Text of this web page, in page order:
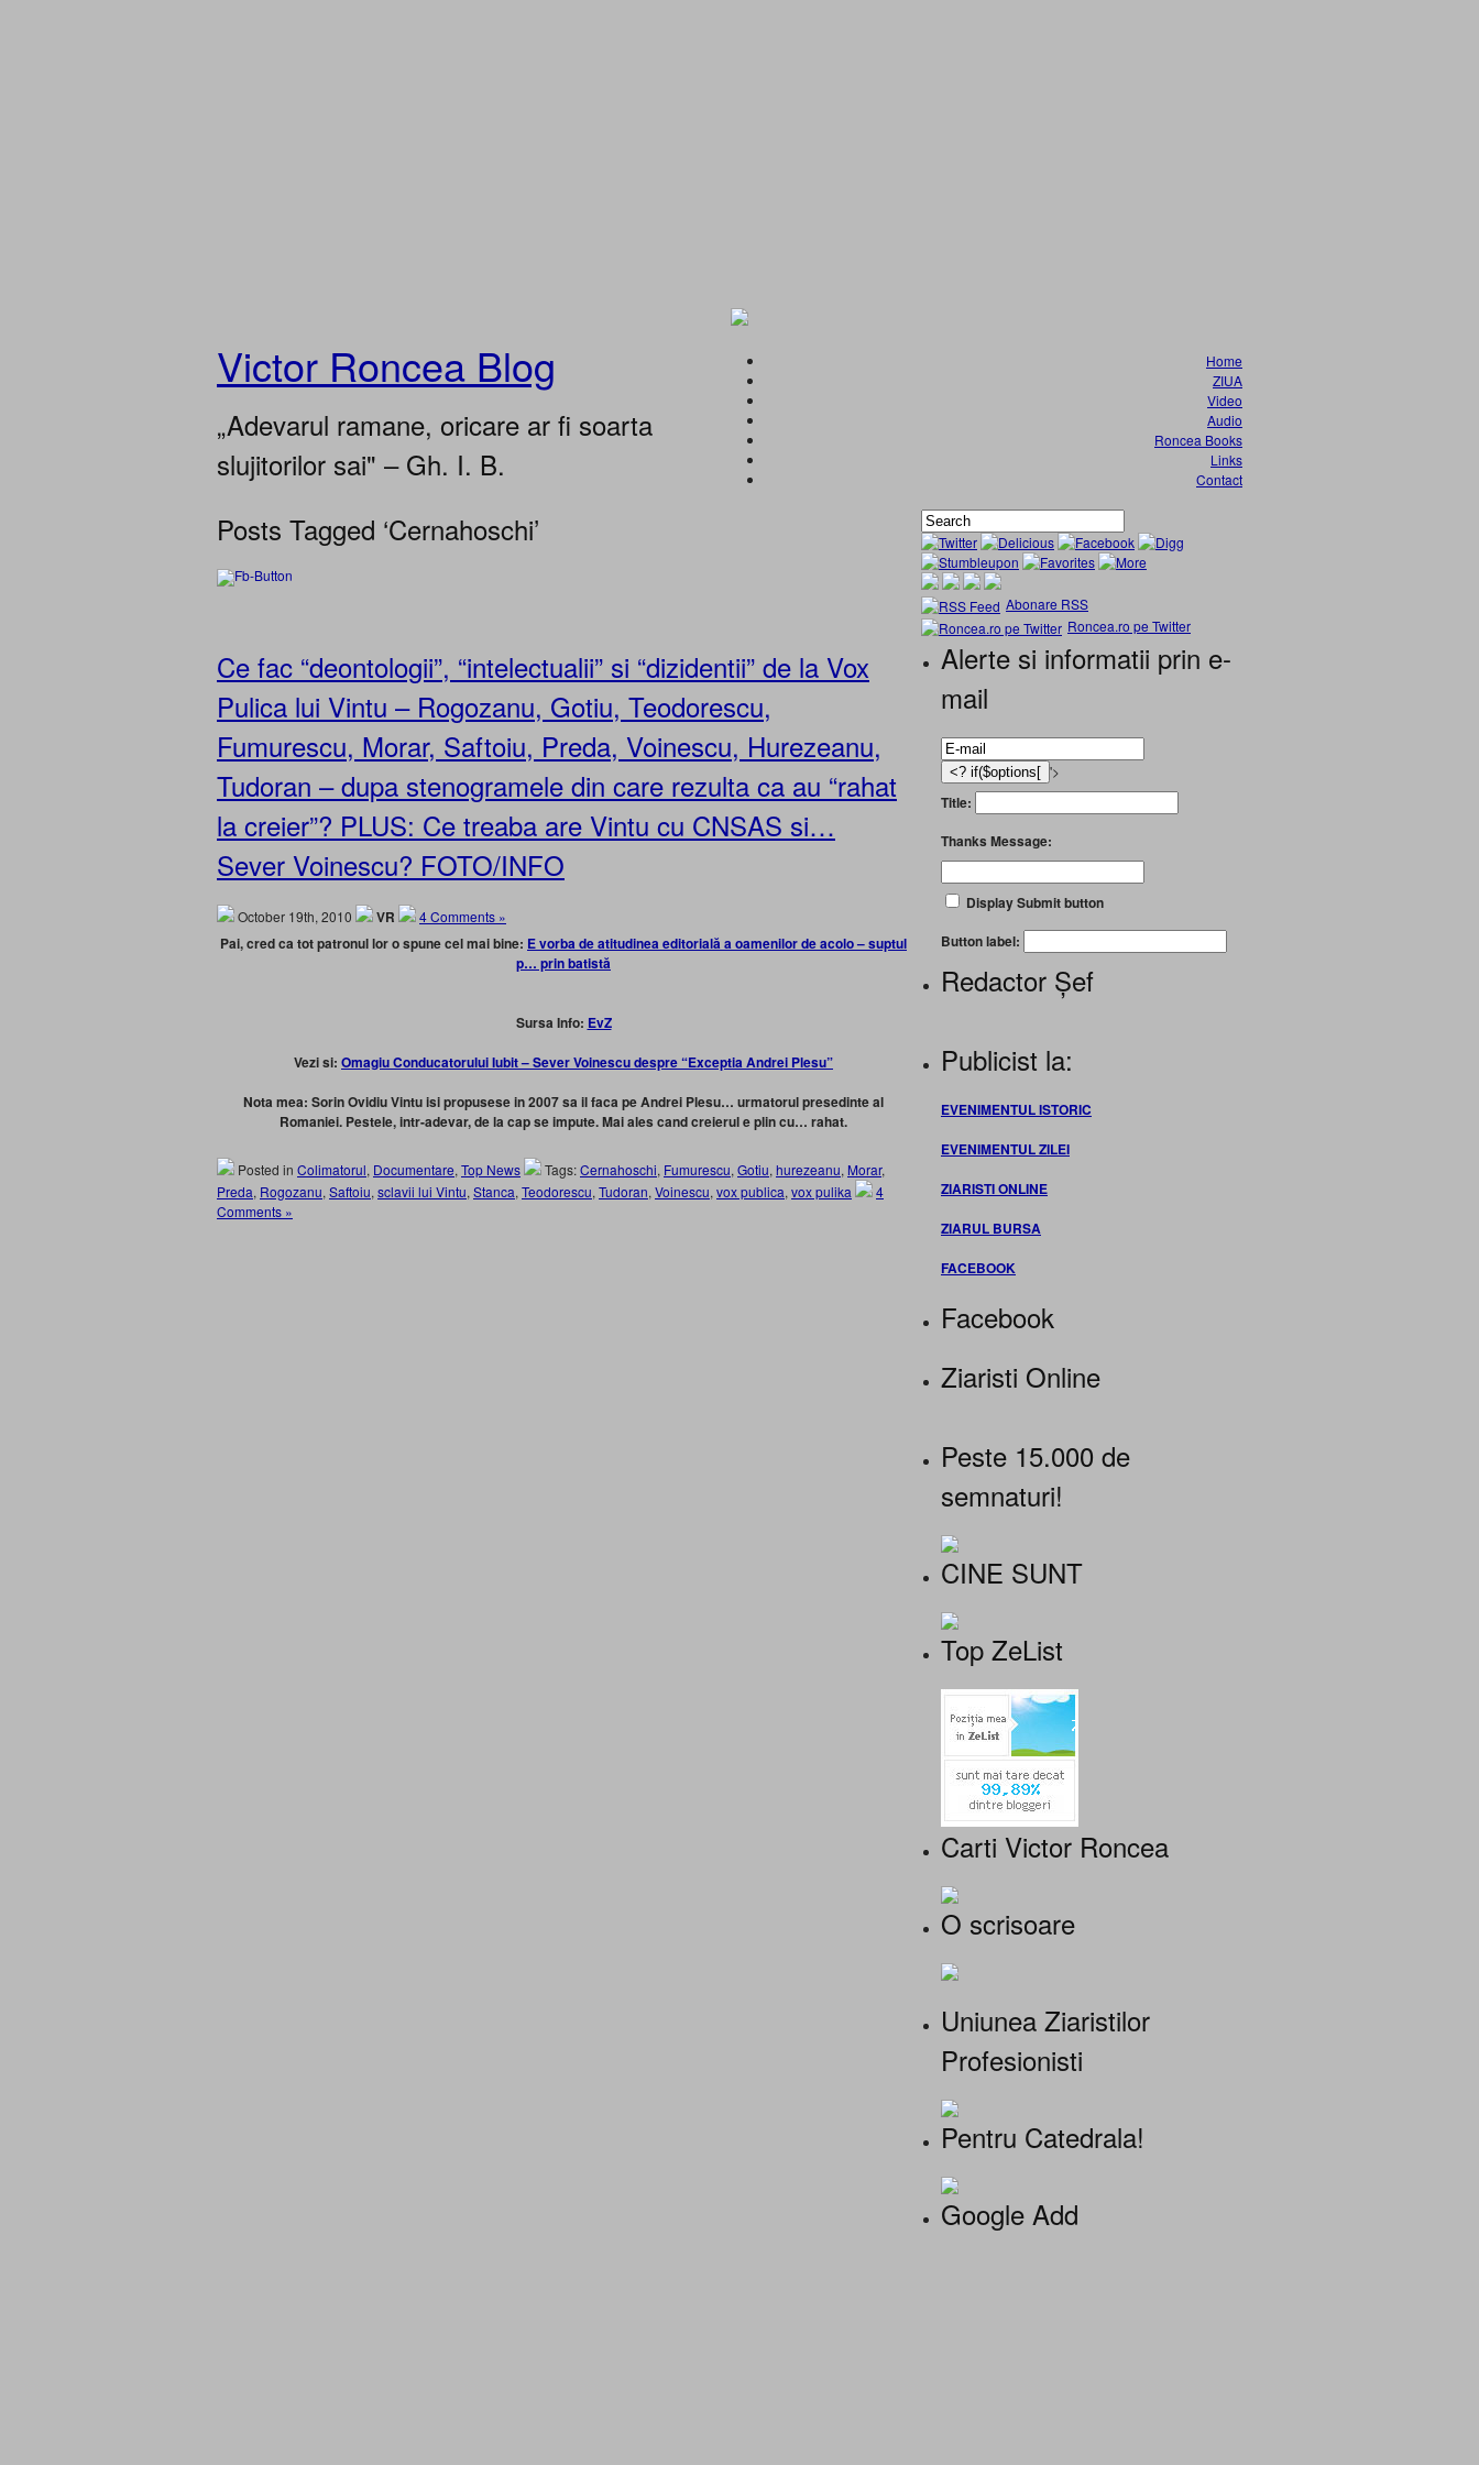
Victor Roncea Blog
„Adevarul ramane, oricare ar fi soarta
slujitorilor sai" – Gh. I. B.
Home
ZIUA
Video
Audio
Roncea Books
Links
Contact
Posts Tagged ‘Cernahoschi’
Ce fac “deontologii”, “intelectualii” si “dizidentii” de la Vox
Pulica lui Vintu – Rogozanu, Gotiu, Teodorescu,
Fumurescu, Morar, Saftoiu, Preda, Voinescu, Hurezeanu,
Tudoran – dupa stenogramele din care rezulta ca au “rahat
la creier”? PLUS: Ce treaba are Vintu cu CNSAS si…
Sever Voinescu? FOTO/INFO
October 19th, 2010 VR 4 Comments »
Pai, cred ca tot patronul lor o spune cel mai bine: E vorba deatitudinea editorială a oamenilor de acolo – suptul
p… prin batistă
Sursa Info: EvZ
Vezi si: Omagiu Conducatorului Iubit – Sever Voinescu despre “Exceptia Andrei Plesu”
Nota mea: Sorin Ovidiu Vintu isi propusese in 2007 sa il faca pe Andrei Plesu… urmatorul presedinte al
Romaniei. Pestele, intr-adevar, de la cap se impute. Mai ales cand creierul e plin cu… rahat.
Posted in Colimatorul, Documentare, Top News Tags:Cernahoschi, Fumurescu, Gotiu, hurezeanu, Morar,
Preda, Rogozanu, Saftoiu, sclavii lui Vintu, Stanca, Teodorescu, Tudoran, Voinescu, vox publica, vox pulika
4
Comments »
Abonare RSS
Roncea.ro pe Twitter
Alerte si informatii prin e-
mail
'>
Title:
Thanks Message:
Display Submit button
Button label:
Redactor Șef
Publicist la:
EVENIMENTUL ISTORIC
EVENIMENTUL ZILEI
ZIARISTI ONLINE
ZIARUL BURSA
FACEBOOK
Facebook
Ziaristi Online
Peste 15.000 de
semnaturi!
CINE SUNT
Top ZeList
Carti Victor Roncea
O scrisoare
Uniunea Ziaristilor
Profesionisti
Pentru Catedrala!
Google Add